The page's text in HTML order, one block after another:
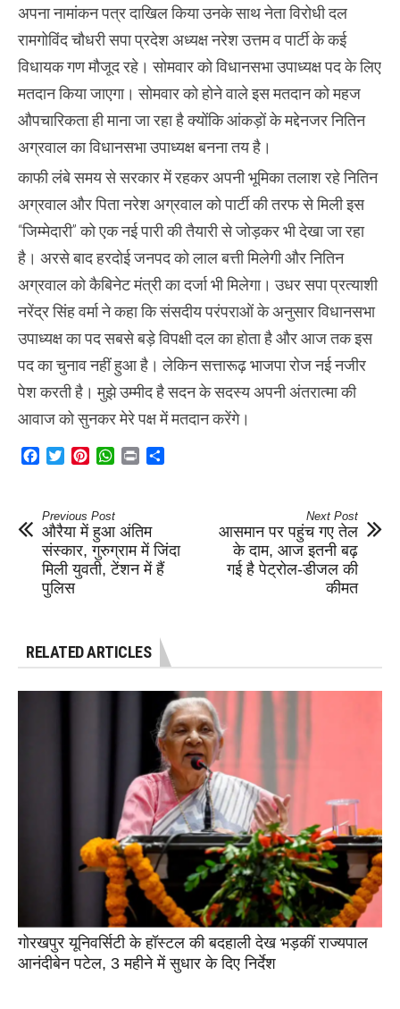
अपना नामांकन पत्र दाखिल किया उनके साथ नेता विरोधी दल
रामगोविंद चौधरी सपा प्रदेश अध्यक्ष नरेश उत्तम व पार्टी के कई
विधायक गण मौजूद रहे। सोमवार को विधानसभा उपाध्यक्ष पद के लिए
मतदान किया जाएगा। सोमवार को होने वाले इस मतदान को महज
औपचारिकता ही माना जा रहा है क्योंकि आंकड़ों के मद्देनजर नितिन
अग्रवाल का विधानसभा उपाध्यक्ष बनना तय है।
काफी लंबे समय से सरकार में रहकर अपनी भूमिका तलाश रहे नितिन
अग्रवाल और पिता नरेश अग्रवाल को पार्टी की तरफ से मिली इस
“जिम्मेदारी” को एक नई पारी की तैयारी से जोड़कर भी देखा जा रहा
है। अरसे बाद हरदोई जनपद को लाल बत्ती मिलेगी और नितिन
अग्रवाल को कैबिनेट मंत्री का दर्जा भी मिलेगा। उधर सपा प्रत्याशी
नरेंद्र सिंह वर्मा ने कहा कि संसदीय परंपराओं के अनुसार विधानसभा
उपाध्यक्ष का पद सबसे बड़े विपक्षी दल का होता है और आज तक इस
पद का चुनाव नहीं हुआ है। लेकिन सत्तारूढ़ भाजपा रोज नई नजीर
पेश करती है। मुझे उम्मीद है सदन के सदस्य अपनी अंतरात्मा की
आवाज को सुनकर मेरे पक्ष में मतदान करेंगे।
Facebook
TwitterPinterestWhatsApp
Print
Previous Post
औरैया में हुआ अंतिम
संस्कार, गुरुग्राम में जिंदा
मिली युवती, टेंशन में हैं
पुलिस
Next Post
आसमान पर पहुंच गए तेल
के दाम, आज इतनी बढ़
गई है पेट्रोल-डीजल की
कीमत
RELATED ARTICLES
गोरखपुर यूनिवर्सिटी के हॉस्टल की बदहाली देख भड़कीं राज्यपाल
आनंदीबेन पटेल, 3 महीने में सुधार के दिए निर्देश